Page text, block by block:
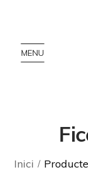
MENU
Inici